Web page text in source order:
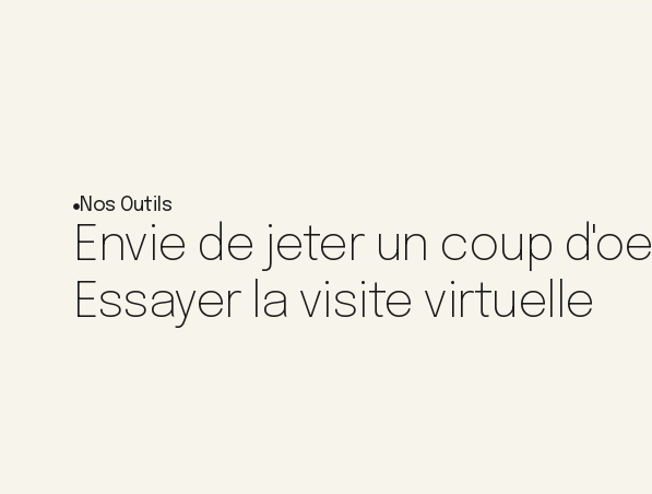
Nos Outils
Envie de jeter un coup
Essayer la visite virtuelle